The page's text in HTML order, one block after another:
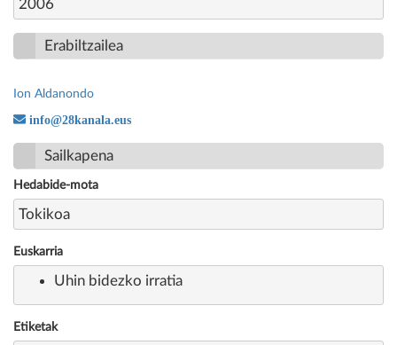
2006
Erabiltzailea
Ion Aldanondo
info@28kanala.eus
Sailkapena
Hedabide-mota
Tokikoa
Euskarria
Uhin bidezko irratia
Etiketak